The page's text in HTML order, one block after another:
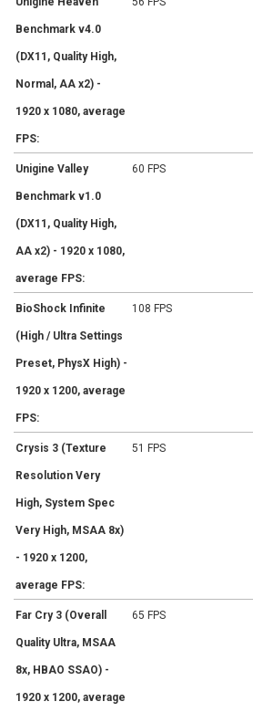
Benchmark v4.0
(DX11, Quality High,
Normal, AA x2) -
1920 x 1080, average
FPS:
Unigine Valley
Benchmark v1.0
(DX11, Quality High,
AA x2) - 1920 x 1080,
average FPS:
60 FPS
BioShock Infinite
(High / Ultra Settings
Preset, PhysX High) -
1920 x 1200, average
FPS:
108 FPS
Crysis 3 (Texture
Resolution Very
High, System Spec
Very High, MSAA 8x)
- 1920 x 1200,
average FPS:
51 FPS
Far Cry 3 (Overall
Quality Ultra, MSAA
8x, HBAO SSAO) -
1920 x 1200, average
65 FPS